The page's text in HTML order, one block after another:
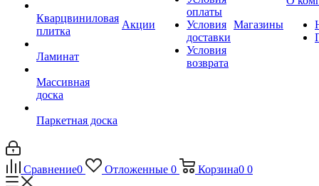
Кварцвиниловая
плитка
Ламинат
Массивная
доска
Паркетная доска
Акции
оплаты
Условия
доставки
Условия
возврата
Магазины
Сравнение0 Отложенные 0 Корзина0 0